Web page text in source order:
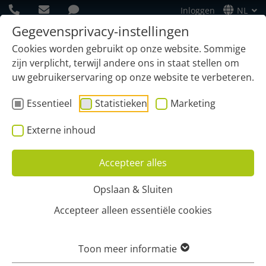
Gegevensprivacy-instellingen
Cookies worden gebruikt op onze website. Sommige
zijn verplicht, terwijl andere ons in staat stellen om
uw gebruikerservaring op onze website te verbeteren.
Essentieel
Statistieken Marketing
Externe inhoud
Accepteer alles
Opslaan & Sluiten
Accepteer alleen essentiële cookies
Toon meer informatie
Inloggen NL
GEOCAPTURE APP T.B.V.